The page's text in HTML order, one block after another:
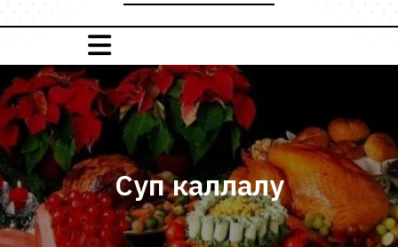
Суп каллалу